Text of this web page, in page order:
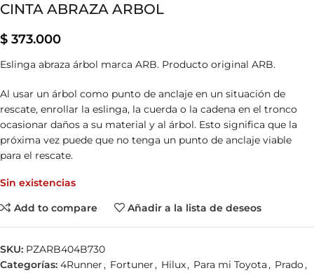
CINTA ABRAZA ARBOL
$ 373.000
Eslinga abraza árbol marca ARB. Producto original ARB.
Al usar un árbol como punto de anclaje en un situación de
rescate, enrollar la eslinga, la cuerda o la cadena en el tronco
ocasionar daños a su material y al árbol. Esto significa que la
próxima vez puede que no tenga un punto de anclaje viable
para el rescate.
Sin existencias
Add to compare
Añadir a la lista de deseos
SKU: PZARB404B730
Categorías: 4Runner, Fortuner, Hilux, Para mi Toyota, Prado,